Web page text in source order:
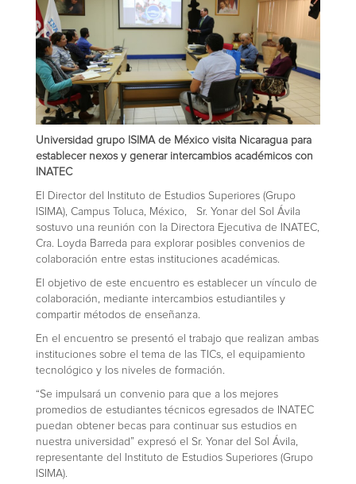
Universidad grupo ISIMA de México visita Nicaragua para
establecer nexos y generar intercambios académicos con
INATEC
El Director del Instituto de Estudios Superiores (Grupo
ISIMA), Campus Toluca, México, Sr. Yonar del Sol Ávila
sostuvo una reunión con la Directora Ejecutiva de INATEC,
Cra. Loyda Barreda para explorar posibles convenios de
colaboración entre estas instituciones académicas.
El objetivo de este encuentro es establecer un vínculo de
colaboración, mediante intercambios estudiantiles y
compartir métodos de enseñanza.
En el encuentro se presentó el trabajo que realizan ambas
instituciones sobre el tema de las TICs, el equipamiento
tecnológico y los niveles de formación.
“Se impulsará un convenio para que a los mejores
promedios de estudiantes técnicos egresados de INATEC
puedan obtener becas para continuar sus estudios en
nuestra universidad” expresó el Sr. Yonar del Sol Ávila,
representante del Instituto de Estudios Superiores (Grupo
ISIMA).